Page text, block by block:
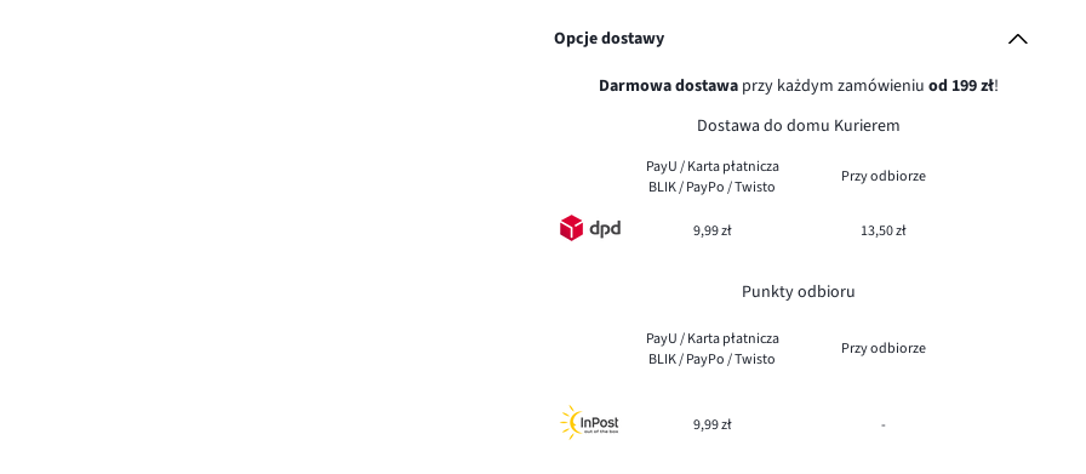
Opcje dostawy
Darmowa dostawaprzy każdym zamówieniu od 199 zł!
Dostawa do domu Kurierem
PayU / Karta płatnicza
BLIK / PayPo / Twisto
Przy odbiorze
9,99 zł 13,50 zł
Punkty odbioru
PayU / Karta płatnicza
BLIK / PayPo / Twisto
Przy odbiorze
9,99 zł -